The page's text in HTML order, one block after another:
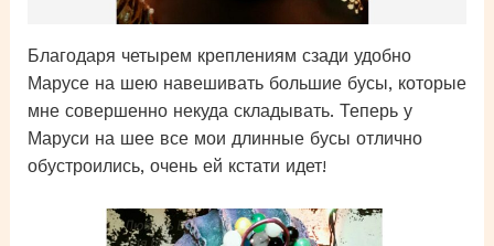
Благодаря четырем креплениям сзади удобно
Марусе на шею навешивать большие бусы, которые
мне совершенно некуда складывать. Теперь у
Маруси на шее все мои длинные бусы отлично
обустроились, очень ей кстати идет!